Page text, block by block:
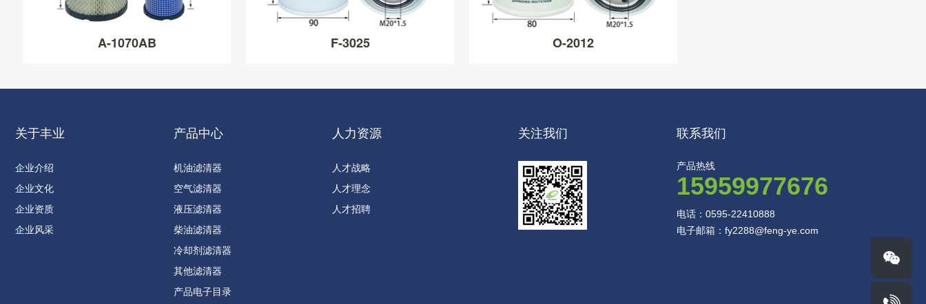
A-1070AB F-3025 O-2012
关于丰业
企业介绍
企业文化
企业资质
企业风采
产品中心
机油滤清器
空气滤清器
液压滤清器
柴油滤清器
冷却剂滤清器
其他滤清器
产品电子目录
人力资源
人才战略
人才理念
人才招聘
关注我们 联系我们
产品热线
15959977676
电话：0595-22410888
电子邮箱：fy2288@feng-ye.com